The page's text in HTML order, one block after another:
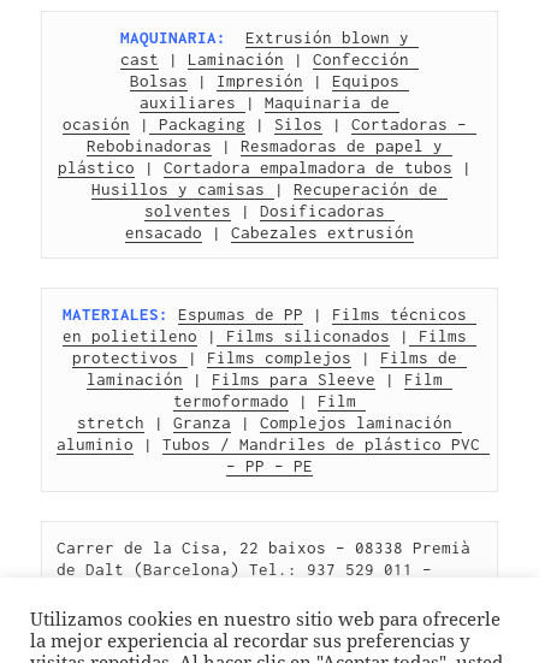
MAQUINARIA:
Extrusión blown y
cast | Laminación | Confección
Bolsas | Impresión | Equipos
auxiliares
| Maquinaria de
ocasión | Packaging | Silos | Cortadoras –
Rebobinadoras | Resmadoras de papel y
plástico | Cortadora empalmadora de tubos
Husillos y camisas
| Recuperación de
solventes | Dosificadoras
ensacado | Cabezales extrusión
MATERIALES: Espumas de PP | Films técnicos
en polietileno | Films siliconados |
Films
protectivos
| Films complejos | Films de
laminación | Films para Sleeve | Film
termoformado | Film
stretch | Granza | Complejos laminación
aluminio | Tubos / Mandriles de plástico PVC
– PP – PE
Carrer de la Cisa, 22 baixos – 08338 Premià
de Dalt (Barcelona) Tel.: 937 529 011 –
Utilizamos cookies en nuestro sitio web para ofrecerle
la mejor experiencia al recordar sus preferencias y